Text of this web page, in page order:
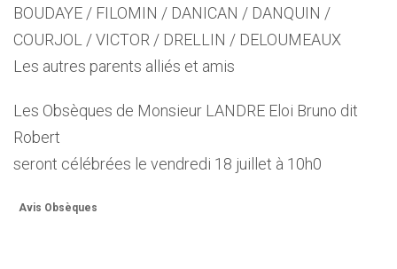
BOUDAYE / FILOMIN / DANICAN / DANQUIN /
COURJOL / VICTOR / DRELLIN / DELOUMEAUX
Les autres parents alliés et amis
Les Obsèques de Monsieur LANDRE Eloi Bruno dit
Robert
seront célébrées le vendredi 18 juillet à 10h0
Avis Obsèques